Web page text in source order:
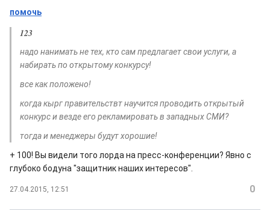
помочь
123
надо нанимать не тех, кто сам предлагает свои услуги, а
набирать по открытому конкурсу!
все как положено!
когда кырг правительствт научится проводить открытый
конкурс и везде его рекламировать в западных СМИ?
тогда и менеджеры будут хорошие!
+ 100! Вы видели того лорда на пресс-конференции? Явно с
глубоко бодуна "защитник наших интересов".
27.04.2015, 12:51 0